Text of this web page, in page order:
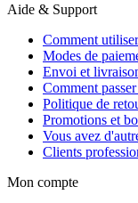
Aide & Support
Comment
Modes de
Envoi et
Comment
Politique de
Promotions et
Vous avez
Clients
Mon compte